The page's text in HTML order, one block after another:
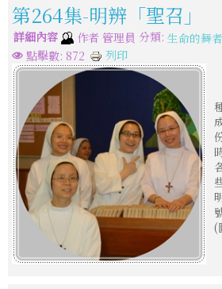
第264集-明辨「聖召」
詳細內容 作者 管理員 分類: 生命的舞者
點擊數: 872
列印
(